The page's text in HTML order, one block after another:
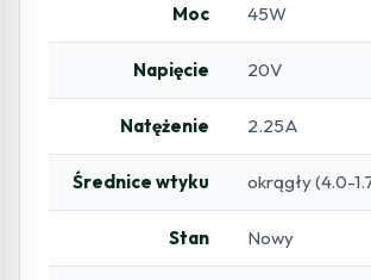
Moc 45W
Napięcie 20V
Natężenie 2.25A
Średnice wtyku okrągły (4.0-
Stan Nowy